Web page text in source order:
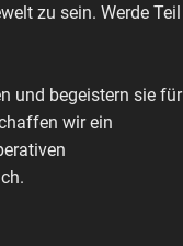
zu sein. Werde Teil
und begeistern sie für
wir ein